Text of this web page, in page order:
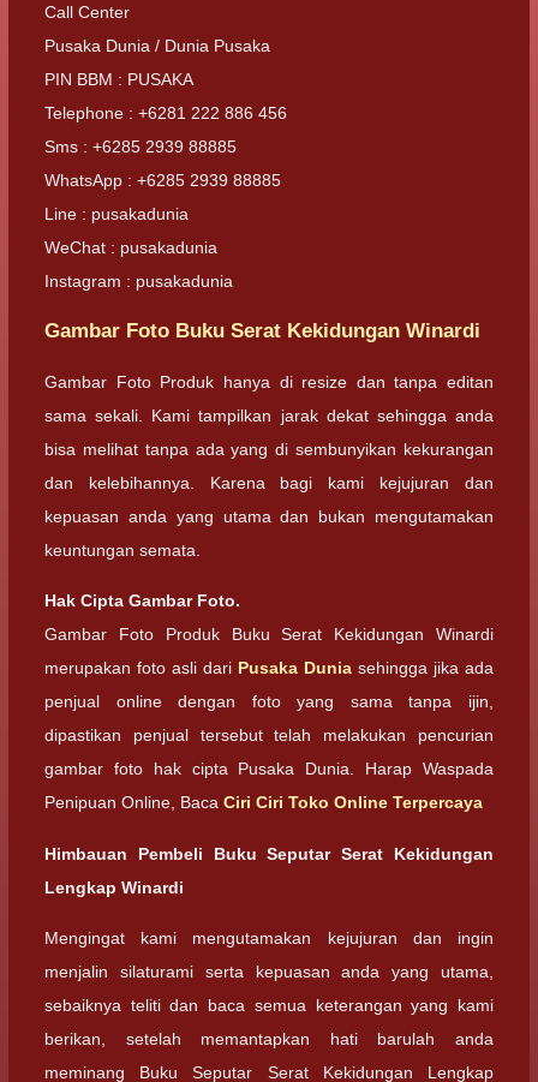
Call Center
Pusaka Dunia / Dunia Pusaka
PIN BBM : PUSAKA
Telephone : +6281 222 886 456
Sms : +6285 2939 88885
WhatsApp : +6285 2939 88885
Line : pusakadunia
WeChat : pusakadunia
Instagram : pusakadunia
Gambar Foto Buku Serat Kekidungan Winardi
Gambar Foto Produk hanya di resize dan tanpa editan
sama sekali. Kami tampilkan jarak dekat sehingga anda
bisa melihat tanpa ada yang di sembunyikan kekurangan
dan kelebihannya. Karena bagi kami kejujuran dan
kepuasan anda yang utama dan bukan mengutamakan
keuntungan semata.
Hak Cipta Gambar Foto.
Gambar Foto Produk Buku Serat Kekidungan Winardi
merupakan foto asli dari Pusaka Dunia sehingga jika ada
penjual online dengan foto yang sama tanpa ijin,
dipastikan penjual tersebut telah melakukan pencurian
gambar foto hak cipta Pusaka Dunia. Harap Waspada
Penipuan Online, Baca Ciri Ciri Toko Online Terpercaya
Himbauan Pembeli Buku Seputar Serat Kekidungan
Lengkap Winardi
Mengingat kami mengutamakan kejujuran dan ingin
menjalin silaturami serta kepuasan anda yang utama,
sebaiknya teliti dan baca semua keterangan yang kami
berikan, setelah memantapkan hati barulah anda
meminang Buku Seputar Serat Kekidungan Lengkap